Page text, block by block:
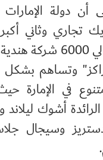
أن دولة
تجاري وثاني
للهند، وتعمل حوالي
وتساهم
في الإمارة
أشوك ليلاند
وسيجال